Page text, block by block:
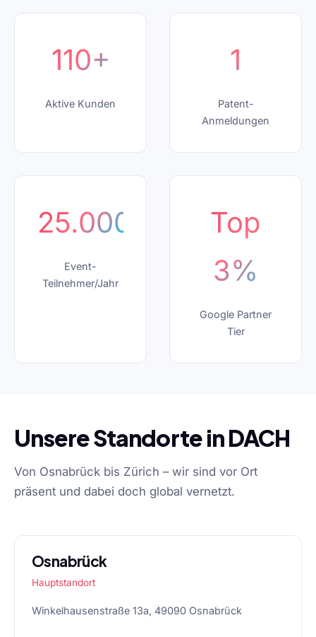
110+
Aktive Kunden
1
Patent-
Anmeldungen
25.000+
Event-
Teilnehmer/Jahr
Top
3%
Google Partner
Tier
Unsere Standorte in DACH
Von Osnabrück bis Zürich – wir sind vor Ort
präsent und dabei doch global vernetzt.
Osnabrück
Hauptstandort
Winkelhausenstraße 13a, 49090 Osnabrück